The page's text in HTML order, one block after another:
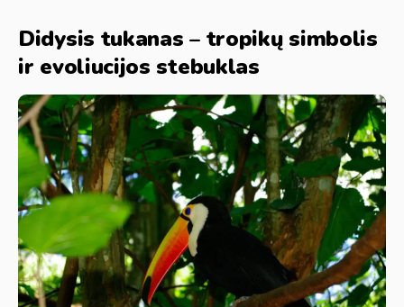
Didysis tukanas – tropikų simbolis
ir evoliucijos stebuklas